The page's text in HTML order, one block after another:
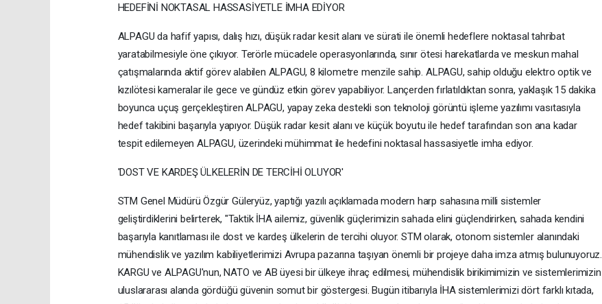
HEDEFİNİ NOKTASAL HASSASİYETLE İMHA EDİYOR
ALPAGU da hafif yapısı, dalış hızı, düşük radar kesit alanı ve sürati ile önemli hedeflere noktasal tahribat
yaratabilmesiyle öne çıkıyor. Terörle mücadele operasyonlarında, sınır ötesi harekatlarda ve meskun mahal
çatışmalarında aktif görev alabilen ALPAGU, 8 kilometre menzile sahip. ALPAGU, sahip olduğu elektro optik ve
kızılötesi kameralar ile gece ve gündüz etkin görev yapabiliyor. Lançerden fırlatıldıktan sonra, yaklaşık 15 dakika
boyunca uçuş gerçekleştiren ALPAGU, yapay zeka destekli son teknoloji görüntü işleme yazılımı vasıtasıyla
hedef takibini başarıyla yapıyor. Düşük radar kesit alanı ve küçük boyutu ile hedef tarafından son ana kadar
tespit edilemeyen ALPAGU, üzerindeki mühimmat ile hedefini noktasal hassasiyetle imha ediyor.
'DOST VE KARDEŞ ÜLKELERİN DE TERCİHİ OLUYOR'
STM Genel Müdürü Özgür Güleryüz, yaptığı yazılı açıklamada modern harp sahasına milli sistemler
geliştirdiklerini belirterek, "Taktik İHA ailemiz, güvenlik güçlerimizin sahada elini güçlendirirken, sahada kendini
başarıyla kanıtlaması ile dost ve kardeş ülkelerin de tercihi oluyor. STM olarak, otonom sistemler alanındaki
mühendislik ve yazılım kabiliyetlerimizi Avrupa pazarına taşıyan önemli bir projeye daha imza atmış bulunuyoruz.
KARGU ve ALPAGU'nun, NATO ve AB üyesi bir ülkeye ihraç edilmesi, mühendislik birikimimizin ve sistemlerimizin
uluslararası alanda gördüğü güvenin somut bir göstergesi. Bugün itibarıyla İHA sistemlerimizi dört farklı kıtada,